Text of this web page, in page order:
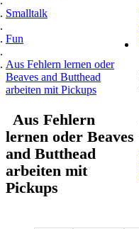
Smalltalk
Fun
Aus Fehlern lernen oder
Beaves and Butthead
arbeiten mit Pickups
Aus Fehlern
lernen oder Beaves
and Butthead
arbeiten mit
Pickups